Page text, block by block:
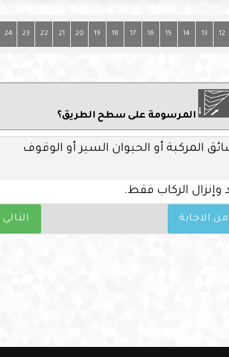
12
13
14
15
16
17
18
19
20
21
22
23
24
المرسومة على سطح الطريق؟
المركبة أو الحيوان السير أو الوقوف
الركاب فقط.
الاجابة التالي